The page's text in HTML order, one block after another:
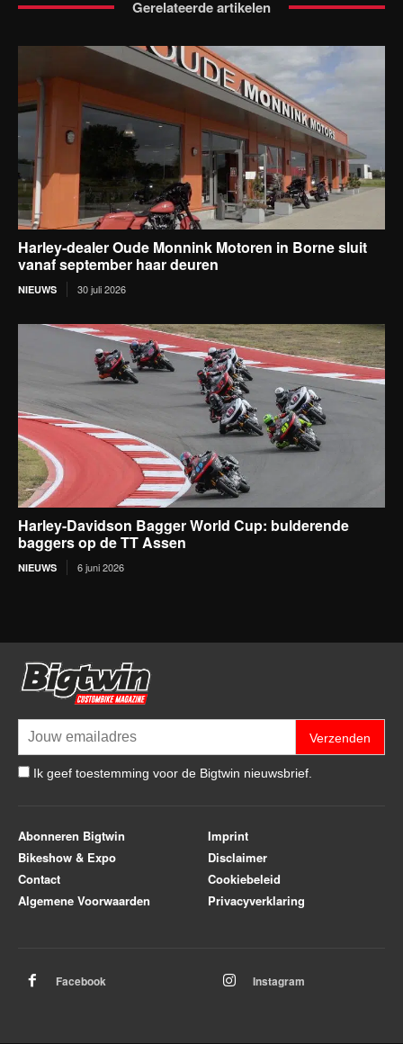
Gerelateerde artikelen
Harley-dealer Oude Monnink Motoren in Borne sluit
vanaf september haar deuren
NIEUWS 30 juli 2026
Harley-Davidson Bagger World Cup: bulderende
baggers op de TT Assen
NIEUWS 6 juni 2026
Verzenden
Ik geef toestemming voor de Bigtwin nieuwsbrief.
Abonneren Bigtwin
Bikeshow & Expo
Contact
Algemene Voorwaarden
Imprint
Disclaimer
Cookiebeleid
Privacyverklaring
Facebook Instagram